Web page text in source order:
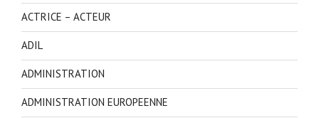
ACTRICE – ACTEUR
ADIL
ADMINISTRATION
ADMINISTRATION EUROPEENNE